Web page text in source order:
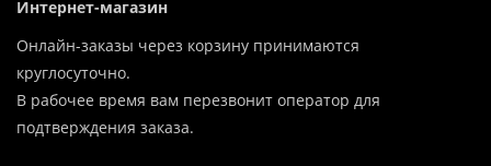
Интернет-магазин
Онлайн-заказы через корзину принимаются
круглосуточно.
В рабочее время вам перезвонит оператор для
подтверждения заказа.